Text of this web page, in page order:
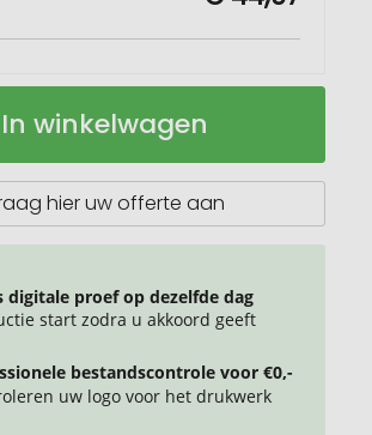
In winkelwagen
hier uw offerte aan
digitale proef op dezelfde dag
start zodra u akkoord geeft
bestandscontrole voor €0,-
uw logo voor het drukwerk